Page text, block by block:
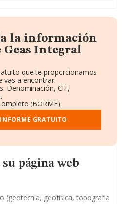
la información
Geas Integral
que te proporcionamos
vas a encontrar:
Denominación, CIF,
(BORME).
Ventas y Empleados.
y Administradores.
registral complementaria.
GRATUITO
web
página web
(geotecnia, geofísica, topografía